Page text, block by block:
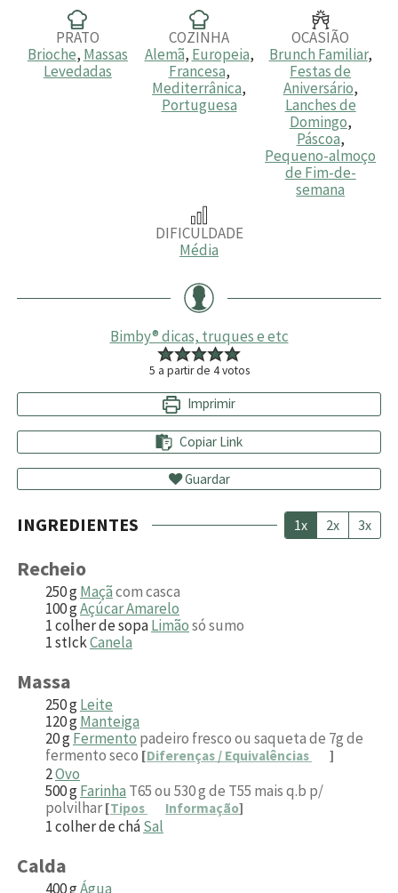
PRATO
Brioche, Massas
Levedadas
COZINHA
Alemã, Europeia,
Francesa,
Mediterrânica,
Portuguesa
OCASIÃO
Brunch Familiar,
Festas de
Aniversário,
Lanches de
Domingo,
Páscoa,
Pequeno-almoço
de Fim-de-
semana
DIFICULDADE
Média
Bimby® dicas, truques e etc
5 a partir de 4votos
Imprimir
Copiar Link
Guardar
INGREDIENTES 1x 2x 3x
Recheio
250gMaçãcom casca
100gAçúcar Amarelo
1colher de sopaLimãosó sumo
1stIckCanela
Massa
250gLeite
120gManteiga
20gFermento padeiro fresco ou saqueta de 7g de
fermento seco [Diferenças / Equivalências ]
2Ovo
500gFarinha T65 ou 530 g de T55 mais q.b p/
polvilhar[Tipos Informação]
1colher de cháSal
Calda
400gÁgua